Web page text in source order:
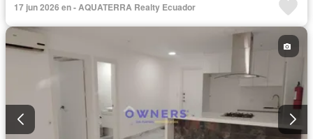
17 jun 2026 en - AQUATERRA Realty Ecuador